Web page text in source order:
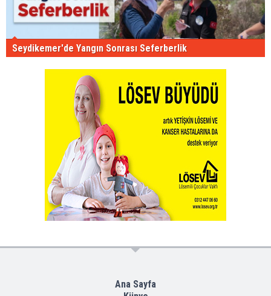
Seydikemer'de Yangın Sonrası Seferberlik
Ana Sayfa